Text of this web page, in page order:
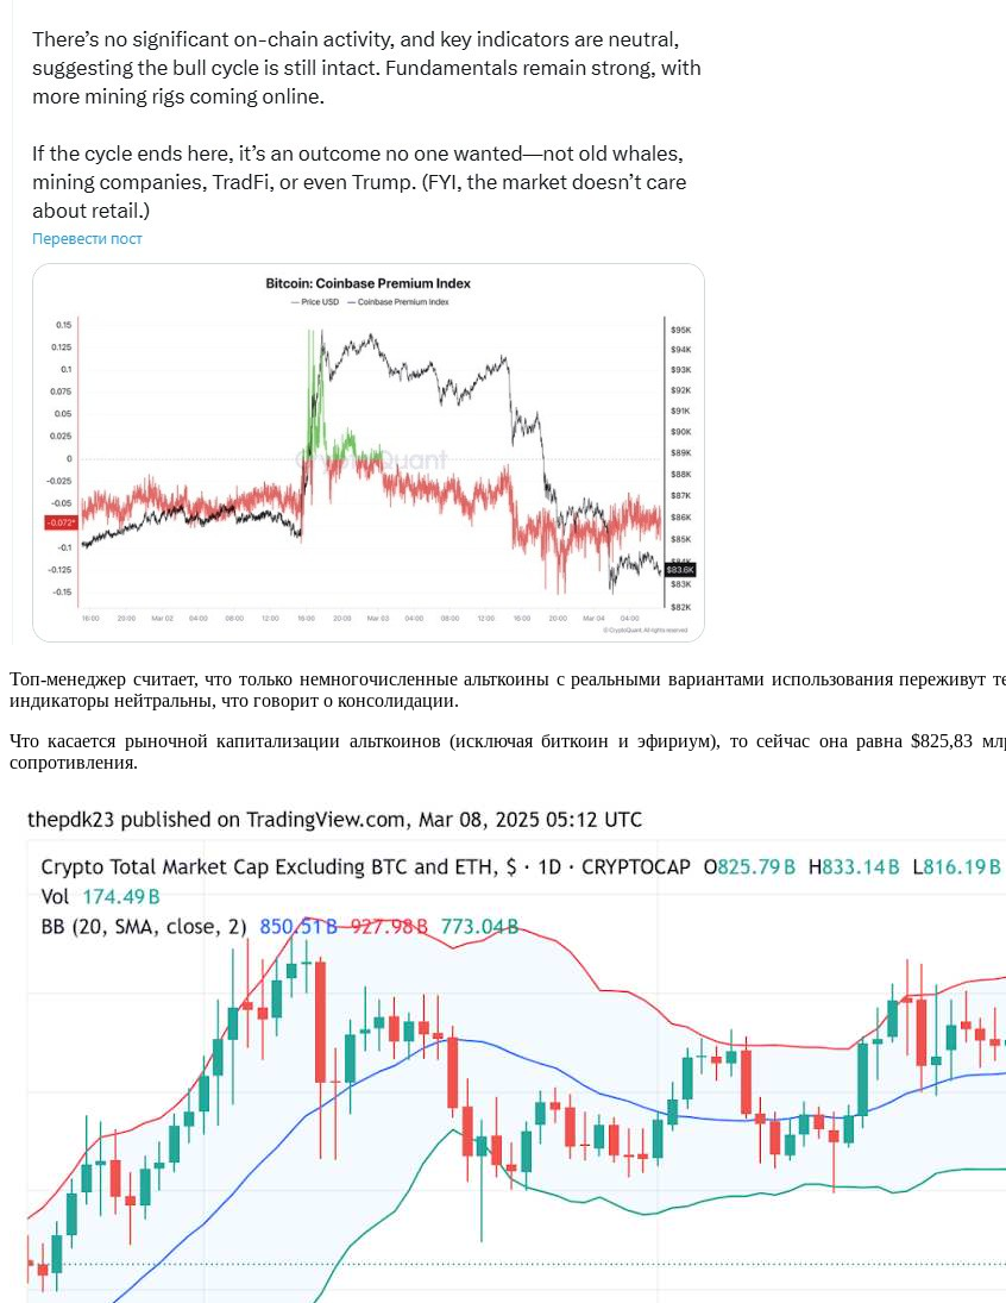
Топ-менеджер считает, что только немногочисленные альткоины с реальными вариантами использования
индикаторы нейтральны, что говорит о консолидации.
Что касается рыночной капитализации альткоинов (исключая биткоин и эфириум), то сейчас она равна $825,83
сопротивления.